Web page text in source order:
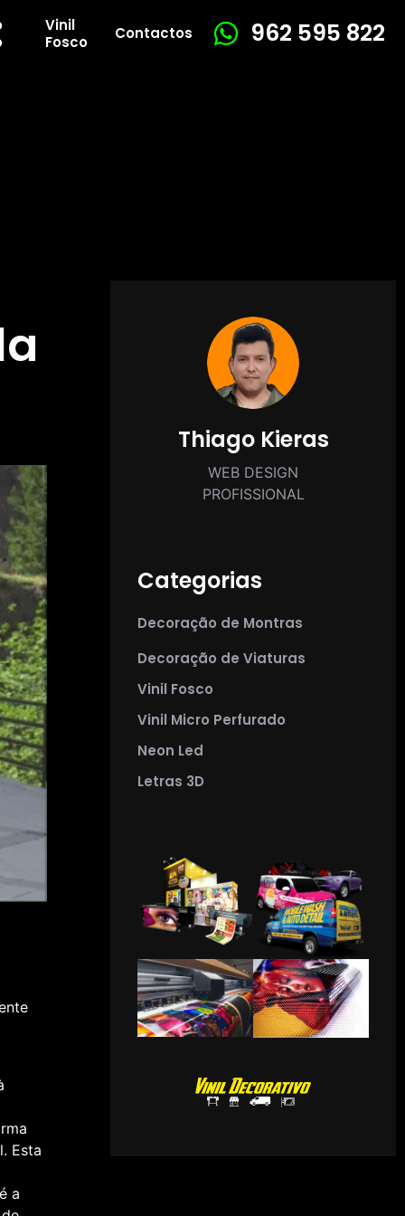
Vinil
Fosco
Contactos 962 595 822
Esta
a
Thiago Kieras
WEB DESIGN
PROFISSIONAL
Categorias
Decoração de Montras
Decoração de Viaturas
Vinil Fosco
Vinil Micro Perfurado
Neon Led
Letras 3D